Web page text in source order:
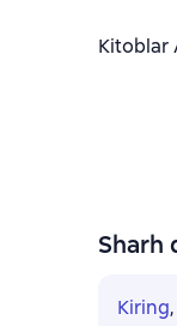
Kitoblar
Sharh
Kiring